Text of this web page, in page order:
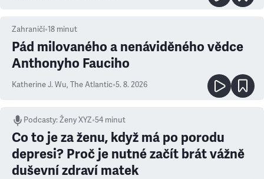
Zahraničí•18 minut
Pád milovaného a nenáviděného vědce
Anthonyho Fauciho
Katherine J. Wu, The Atlantic•5. 8. 2026
Podcasty:Ženy XYZ•54 minut
Co to je za ženu, když má po porodu
depresi? Proč je nutné začít brát vážně
duševní zdraví matek